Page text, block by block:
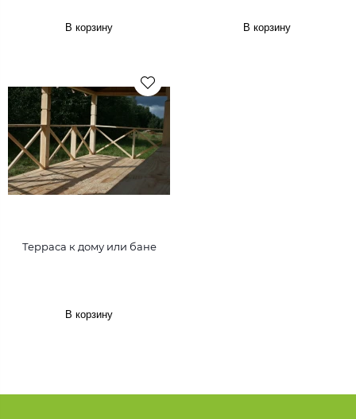
В корзину В корзину
Терраса к дому или бане
В корзину